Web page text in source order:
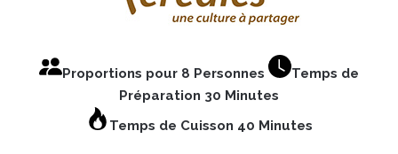
Proportions pour 8 Personnes
Temps de
Préparation 30 Minutes
Temps de Cuisson 40 Minutes